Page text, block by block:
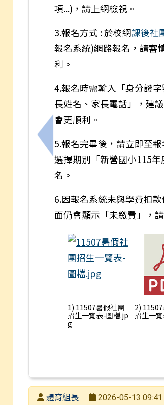
上一筆：114-2課後社團結束
項...)，請上網檢視。
3.報名方式 : 於校網課後社
報名系統)網路報名，請審
利。
4.報名時需輸入「身分證
長姓名、家長電話」，建
會更順利。
5.報名完畢後，請立即至
選擇期別「新營國小115
名。
6.因報名系統未與學費扣
面仍會顯示「未繳費」，
1) 11507暑假社團
招生一覽表-圖檔.jp
g
2)
招生一
發布者體育組長 2026-05-13